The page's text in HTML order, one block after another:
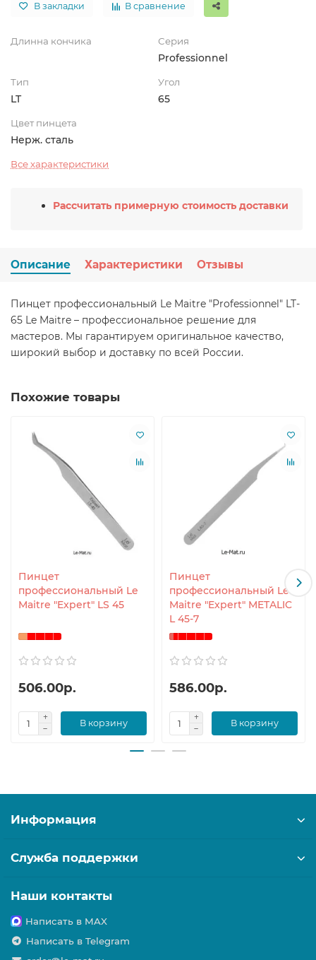
В закладки В сравнение
Длинна кончика Серия
Professionnel
Тип
LT
Угол
65
Цвет пинцета
Нерж. сталь
Все характеристики
Рассчитать примерную стоимость доставки
Описание Характеристики Отзывы
Пинцет профессиональный Le Maitre "Professionnel" LT-
65 Le Maitre – профессиональное решение для
мастеров. Мы гарантируем оригинальное качество,
широкий выбор и доставку по всей России.
Похожие товары
Пинцет
профессиональный Le
Maitre "Expert" LS 45
506.00р.
В корзину
Пинцет
профессиональный Le
Maitre "Expert" METALIC
L 45-7
586.00р.
В корзину
Информация
Служба поддержки
Наши контакты
Написать в MAX
Написать в Telegram